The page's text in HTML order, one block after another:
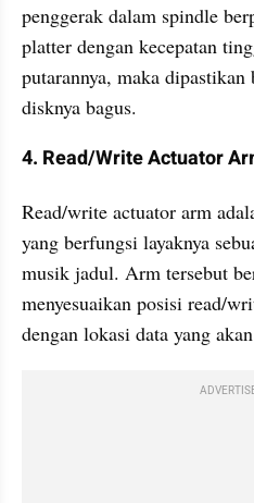
penggerak dalam spindle
platter dengan kecepatan
putarannya, maka
disknya bagus.
4. Read/Write Actuator
Read/write actuator arm
yang berfungsi layaknya
musik jadul. Arm tersebut
menyesuaikan posisi read/
dengan lokasi data yang